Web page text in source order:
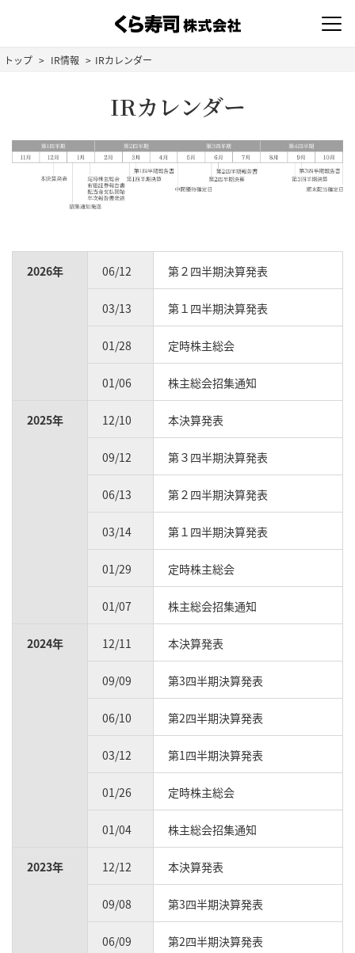
トップ IR情報 IRカレンダー
IRカレンダー
2026年 06/12 第２四半期決算発表
03/13 第１四半期決算発表
01/28 定時株主総会
01/06 株主総会招集通知
2025年 12/10 本決算発表
09/12 第３四半期決算発表
06/13 第２四半期決算発表
03/14 第１四半期決算発表
01/29 定時株主総会
01/07 株主総会招集通知
2024年 12/11 本決算発表
09/09 第3四半期決算発表
06/10 第2四半期決算発表
03/12 第1四半期決算発表
01/26 定時株主総会
01/04 株主総会招集通知
2023年 12/12 本決算発表
09/08 第3四半期決算発表
06/09 第2四半期決算発表